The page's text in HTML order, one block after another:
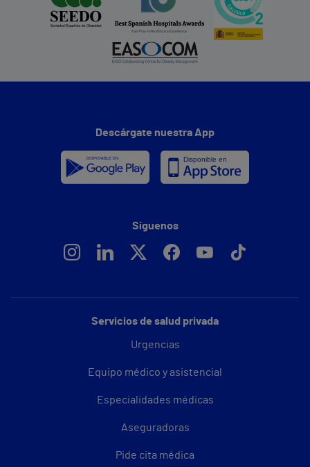
Servicios de salud privada
Urgencias
Equipo médico y asistencial
Especialidades médicas
Aseguradoras
Pide cita médica
Descárgate nuestra App
Síguenos